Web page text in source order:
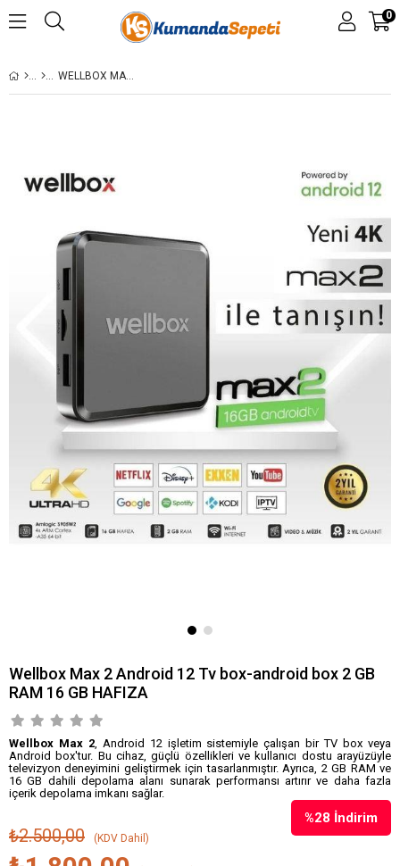
0
WELLBOX MAX 2 ANDROID 12 TV BOX-ANDROID BOX 2 GB RAM 16 GB HAFIZA
Wellbox Max 2 Android 12 Tv box-android box 2 GB
RAM 16 GB HAFIZA
Wellbox Max 2, Android 12 işletim sistemiyle çalışan bir TV box veya
Android box'tur. Bu cihaz, güçlü özellikleri ve kullanıcı dostu arayüzüyle
televizyon deneyimini geliştirmek için tasarlanmıştır. Ayrıca, 2 GB RAM ve
16 GB dahili depolama alanı sunarak performansı artırır ve daha fazla
içerik depolama imkanı sağlar.
%28 İndirim
₺2.500,00 (KDV Dahil)